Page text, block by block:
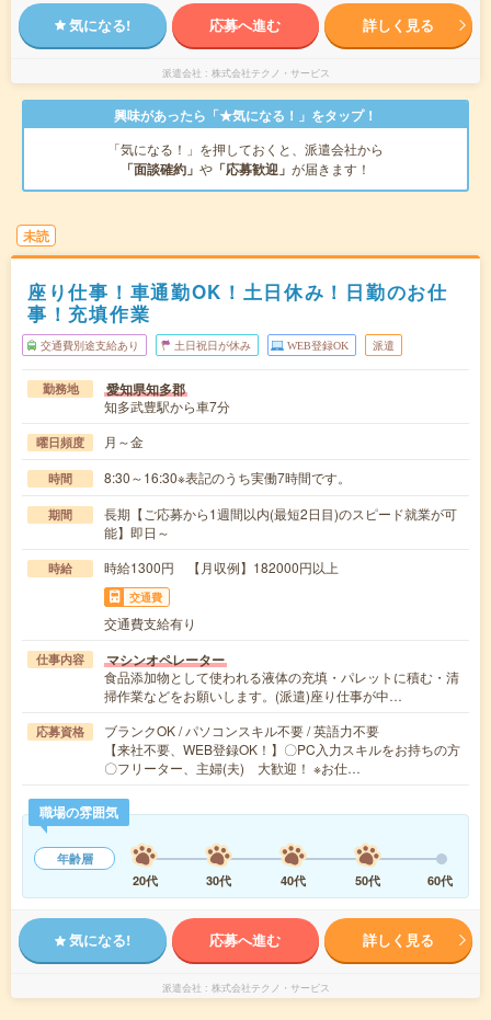
気になる! 応募へ進む 詳しく見る
派遣会社 株式会社テクノ・サービス
興味があったら「★気になる！」をタップ！
「気になる！」を押しておくと、派遣会社から
「面談確約」 や 「応募歓迎」 が届きます！
未読
座り仕事！車通勤OK！土日休み！日勤のお仕
事！充填作業
交通費別途支給あり 土日祝日が休み WEB登録OK 派遣
勤務地 愛知県知多郡
知多武豊駅から車7分
曜日頻度 月～金
時間 8:30～16:30※表記のうち実働7時間です。
期間
長期【ご応募から1週間以内(最短2日目)のスピード就業が可
能】即日～
時給 時給1300円 【月収例】182000円以上
交通費
交通費支給有り
仕事内容 マシンオペレーター
食品添加物として使われる液体の充填・パレットに積む・清
掃作業などをお願いします。(派遣)座り仕事が中…
応募資格
ブランクOK / パソコンスキル不要 / 英語力不要
【来社不要、WEB登録OK！】〇PC入力スキルをお持ちの方
〇フリーター、主婦(夫) 大歓迎！ ※お仕…
職場の雰囲気
年齢層
20代
30代 40代 50代 60代
気になる! 応募へ進む 詳しく見る
派遣会社 株式会社テクノ・サービス